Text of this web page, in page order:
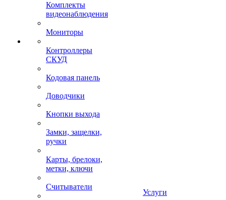
Комплекты
видеонаблюдения
Мониторы
Контроллеры
СКУД
Кодовая панель
Доводчики
Кнопки выхода
Замки, защелки,
ручки
Карты, брелоки,
метки, ключи
Считыватели
Услуги